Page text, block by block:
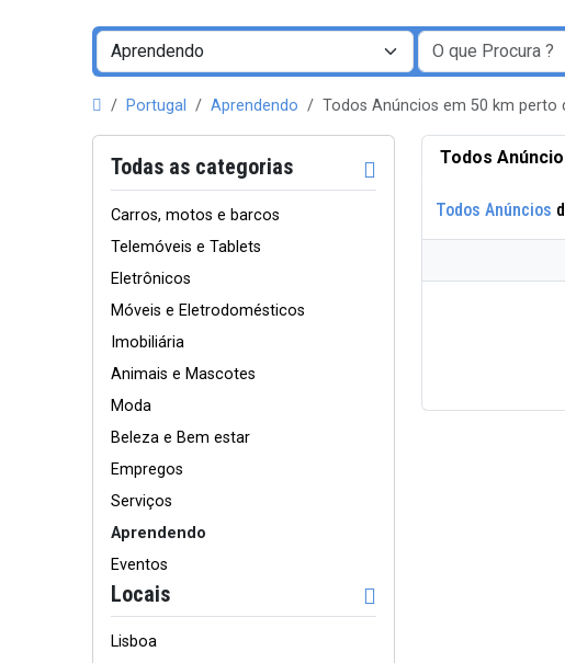
Portugal Aprendendo Todos Anúncios em 50 km perto
Todas as categorias
Carros, motos e barcos
Telemóveis e Tablets
Eletrônicos
Móveis e Eletrodomésticos
Imobiliária
Animais e Mascotes
Moda
Beleza e Bem estar
Empregos
Serviços
Aprendendo
Eventos
Locais
Lisboa
Todos
Todos Anúncios